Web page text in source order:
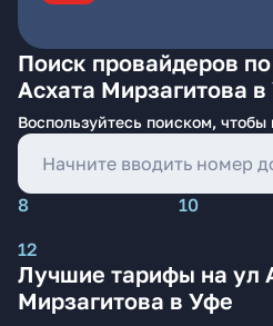
Поиск провайдеров
Асхата Мирзагитова
Воспользуйтесь поиском,
8 10
12
Лучшие тарифы на ул
Мирзагитова в Уфе